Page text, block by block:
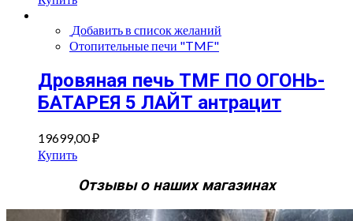
Добавить в список желаний
Отопительные печи "TMF"
Дровяная печь TMF ПО ОГОНЬ-
БАТАРЕЯ 5 ЛАЙТ антрацит
19699,00₽
Купить
Отзывы о наших магазинах